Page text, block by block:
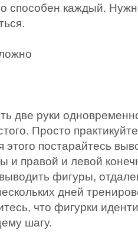
способен каждый.
две руки
Просто
постарайтесь
и правой и левой
фигуры,
дней
что фигурки
шагу.